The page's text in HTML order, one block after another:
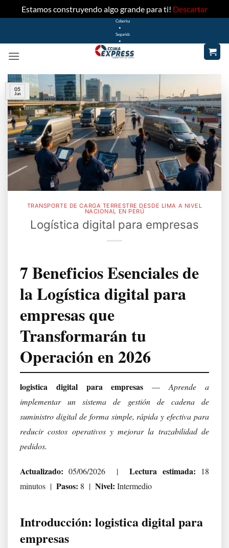
Estamos construyendo algo grande para ti! Descartar
Cobertura
•
Seguridad
•
Rapidez
05
Jun
TRANSPORTE DE CARGA TERRESTRE DESDE LIMA A NIVEL
NACIONAL EN PERÚ
Logística digital para empresas
7 Beneficios Esenciales de
la Logística digital para
empresas que
Transformarán tu
Operación en 2026
logistica digital para empresas —Aprende a
implementar un sistema de gestión de cadena de
suministro digital de forma simple, rápida y efectiva para
reducir costos operativos y mejorar la trazabilidad de
pedidos.
Actualizado: 05/06/2026 |Lectura estimada: 18
minutos | Pasos: 8 | Nivel: Intermedio
Introducción: logistica digital para
empresas